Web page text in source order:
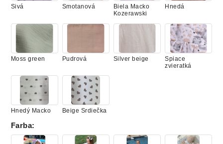
Sivá Smotanová
Biela Macko
Kozerawski
Hnedá
Moss green Pudrová Silver beige
Spiace
zvieratká
Hnedý Macko Beige Srdiečka
Farba: